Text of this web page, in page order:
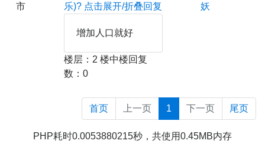
市
乐)? 点击展开/折叠回复
增加人口就好
楼层：2 楼中楼回复
数：0
妖
首页 上一页 1 下一页 尾页
PHP耗时0.0053880215秒，共使用0.45MB内存